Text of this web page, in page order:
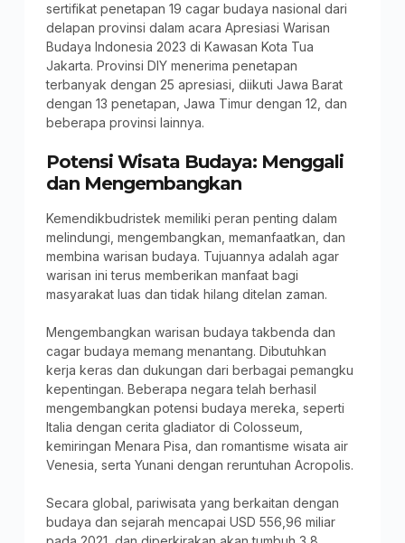
sertifikat penetapan 19 cagar budaya nasional dari
delapan provinsi dalam acara Apresiasi Warisan
Budaya Indonesia 2023 di Kawasan Kota Tua
Jakarta. Provinsi DIY menerima penetapan
terbanyak dengan 25 apresiasi, diikuti Jawa Barat
dengan 13 penetapan, Jawa Timur dengan 12, dan
beberapa provinsi lainnya.
Potensi Wisata Budaya: Menggali
dan Mengembangkan
Kemendikbudristek memiliki peran penting dalam
melindungi, mengembangkan, memanfaatkan, dan
membina warisan budaya. Tujuannya adalah agar
warisan ini terus memberikan manfaat bagi
masyarakat luas dan tidak hilang ditelan zaman.
Mengembangkan warisan budaya takbenda dan
cagar budaya memang menantang. Dibutuhkan
kerja keras dan dukungan dari berbagai pemangku
kepentingan. Beberapa negara telah berhasil
mengembangkan potensi budaya mereka, seperti
Italia dengan cerita gladiator di Colosseum,
kemiringan Menara Pisa, dan romantisme wisata air
Venesia, serta Yunani dengan reruntuhan Acropolis.
Secara global, pariwisata yang berkaitan dengan
budaya dan sejarah mencapai USD 556,96 miliar